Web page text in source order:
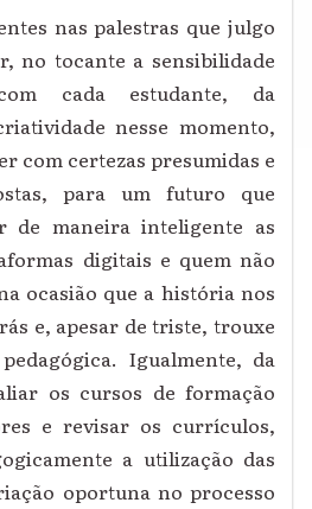
nas palestras que julgo
no tocante a sensibilidade
cada estudante, da
nesse momento,
com certezas presumidas e
para um futuro que
de maneira inteligente as
digitais e quem não
ocasião que a história nos
e, apesar de triste, trouxe
Igualmente, da
os cursos de formação
e revisar os currículos,
a utilização das
oportuna no processo